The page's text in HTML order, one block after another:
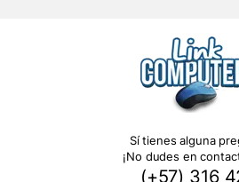
Sí tienes alguna
¡No dudes en
(+57) 316